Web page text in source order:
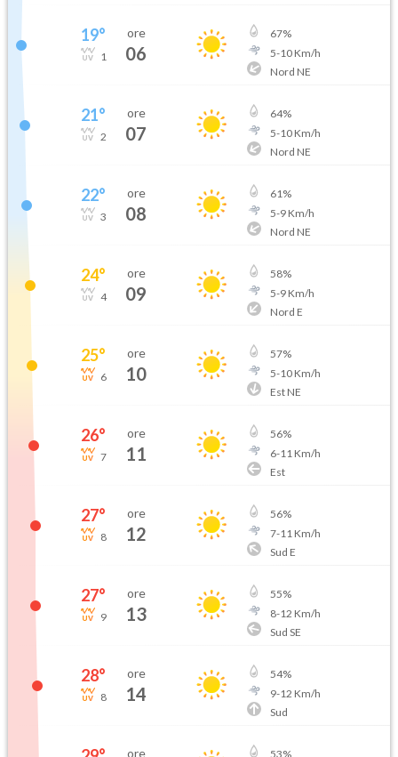
19°
1
ore
06
67%
5-10Km/h
Nord NE
21°
2
ore
07
64%
5-10Km/h
Nord NE
22°
3
ore
08
61%
5-9Km/h
Nord NE
24°
4
ore
09
58%
5-9Km/h
Nord E
25°
6
ore
10
57%
5-10Km/h
Est NE
26°
7
ore
11
56%
6-11 Km/h
Est
27°
8
ore
12
56%
7-11 Km/h
Sud E
27°
9
ore
13
55%
8-12 Km/h
Sud SE
28°
8
ore
14
54%
9-12 Km/h
Sud
ore 53%